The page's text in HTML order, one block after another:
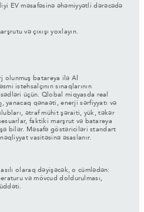
EV məsafəsinə əhəmiyyətli dərəcədə
və çıxışı yoxlayın.
olunmuş batareya ilə Aİ
istehsalçının sınaqlarının
üçün. Qlobal miqyasda real
, yanacaq qənaəti, enerji sərfiyyatı və
ətraf mühit şəraiti, yük, təkər
faktiki marşrut və batareya
bilər. Məsafə göstəriciləri standart
vasitəsinə əsaslanır.
olaraq dəyişəcək, o cümlədən:
və mövcud doldurulması,